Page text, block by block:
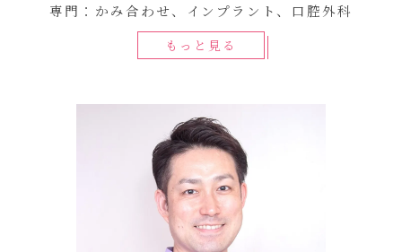
専門：かみ合わせ、インプラント、口腔外科
もっと見る